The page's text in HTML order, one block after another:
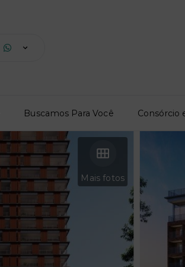
Buscamos Para Você Consórcio
Mais fotos